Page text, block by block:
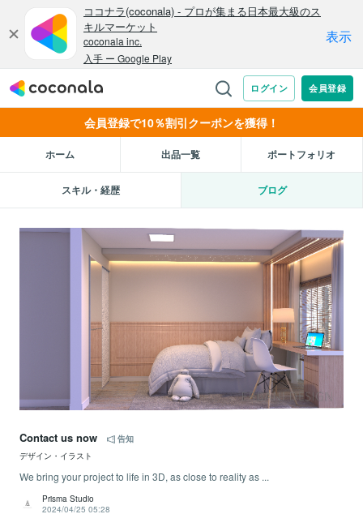
会員登録で10％割引クーポンを獲得！
ホーム 出品一覧 ポートフォリオ
スキル・経歴 ブログ
Contact us now
告知
デザイン・イラスト
We bring your project to life in 3D, as close to reality as ...
Prisma Studio
2024/04/25 05:28